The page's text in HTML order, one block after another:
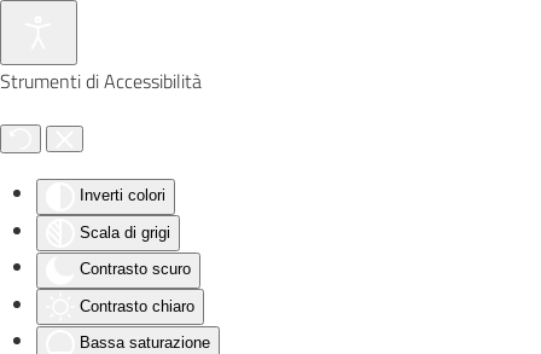
Strumenti di Accessibilità
Inverti colori
Scala di grigi
Contrasto scuro
Contrasto chiaro
Bassa saturazione
Skip to main content